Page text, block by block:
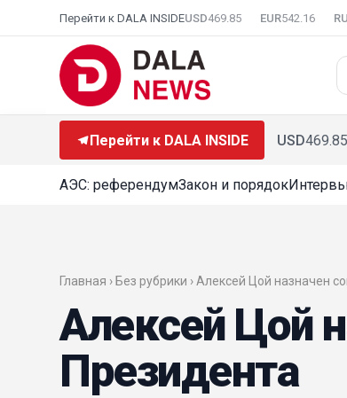
Перейти к DALA INSIDEUSD469.85 EUR542.16
Перейти к DALA INSIDE USD469.85
АЭС: референдумЗакон и порядок
Главная › Без рубрики › Алексей Цой назначен
Алексей Цой
Президента